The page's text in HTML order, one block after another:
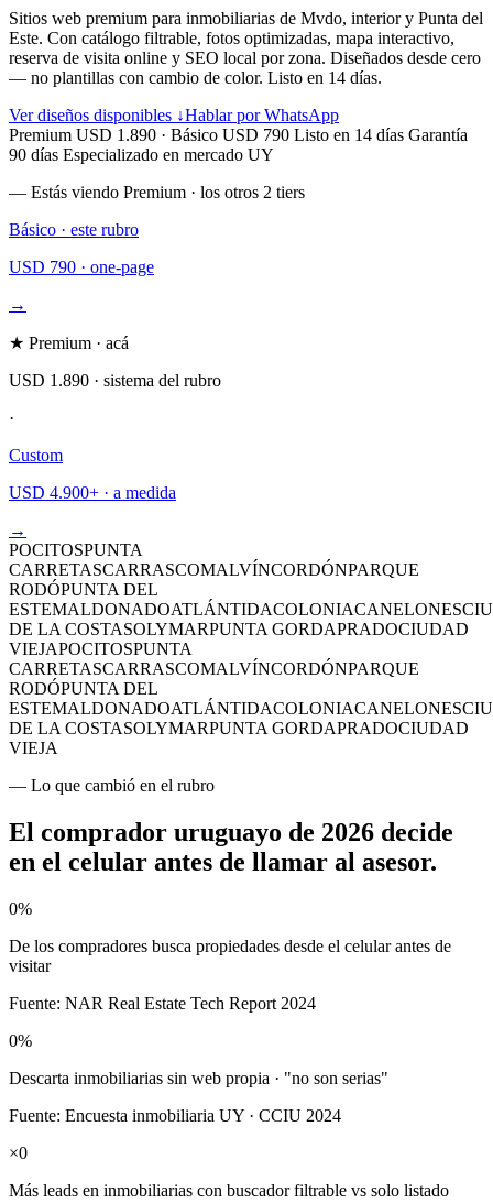
Sitios web premium para inmobiliarias de Mvdo, interior y Punta del
Este. Con catálogo filtrable, fotos optimizadas, mapa interactivo,
reserva de visita online y SEO local por zona. Diseñados desde cero
— no plantillas con cambio de color. Listo en 14 días.
Ver diseños disponibles ↓Hablar por WhatsApp
Premium USD 1.890 · Básico USD 790 Listo en 14 días Garantía
90 días Especializado en mercado UY
— Estás viendo Premium · los otros 2 tiers
Básico · este rubro
USD 790 · one-page
→
★ Premium · acá
USD 1.890 · sistema del rubro
·
Custom
USD 4.900+ · a medida
→
POCITOSPUNTA
CARRETASCARRASCOMALVÍNCORDÓNPARQUE
RODÓPUNTA DEL
ESTEMALDONADOATLÁNTIDACOLONIACANELONES
DE LA COSTASOLYMARPUNTA GORDAPRADOCIUDAD
VIEJAPOCITOSPUNTA
CARRETASCARRASCOMALVÍNCORDÓNPARQUE
RODÓPUNTA DEL
ESTEMALDONADOATLÁNTIDACOLONIACANELONES
DE LA COSTASOLYMARPUNTA GORDAPRADOCIUDAD
VIEJA
— Lo que cambió en el rubro
El comprador uruguayo de 2026 decide
en el celular antes de llamar al asesor.
0%
De los compradores busca propiedades desde el celular antes de
visitar
Fuente: NAR Real Estate Tech Report 2024
0%
Descarta inmobiliarias sin web propia · "no son serias"
Fuente: Encuesta inmobiliaria UY · CCIU 2024
×0
Más leads en inmobiliarias con buscador filtrable vs solo listado